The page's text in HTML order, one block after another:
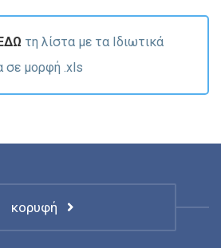
τη λίστα με τα Ιδιωτικά
σε μορφή .xls
κορυφή